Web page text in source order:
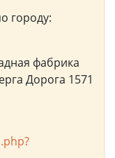
городу:
фабрика
Дорога 1571